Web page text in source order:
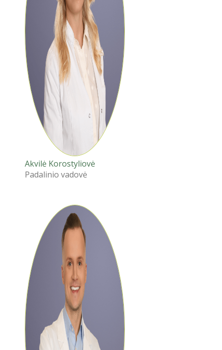
Akvilė Korostyliovė
Padalinio vadovė